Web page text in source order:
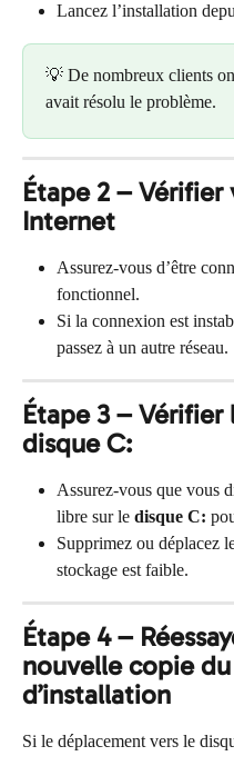
Lancez l’installation
💡 De nombreux clients
avait résolu le problème.
Étape 2 –
Internet
Assurez-vous d’être
fonctionnel.
Si la connexion est
passez à un autre réseau.
Étape 3 – Vérifier
disque C:
Assurez-vous que vous
libre sur le disque C:
Supprimez ou déplacez
stockage est faible.
Étape 4 –
nouvelle copie
d’installation
Si le déplacement vers le